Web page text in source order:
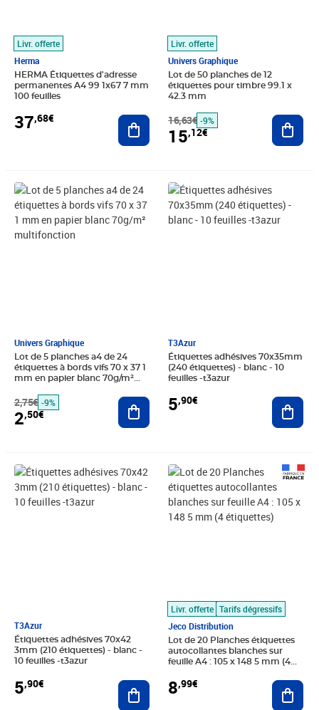
Livr. offerte
Herma
HERMA Étiquettes d'adresse
permanentes A4 99 1x67 7 mm
100 feuilles
37,68€ Ajouter au panier
Livr. offerte
Univers Graphique
Lot de 50 planches de 12
étiquettes pour timbre 99.1 x
42.3 mm
16,63€ -9%
15,12€
Univers Graphique
Lot de 5 planches a4 de 24
étiquettes à bords vifs 70 x 37 1
mm en papier blanc 70g/m²
2,75€
Prix barré 2,75€
-9%
2,50€
Prix 2,50€
Ajouter au panier
T3Azur
Étiquettes adhésives 70x35mm
(240 étiquettes) - blanc - 10
feuilles -t3azur
5,90€
Prix 5,90€
T3Azur
Étiquettes adhésives 70x42
3mm (210 étiquettes) - blanc -
10 feuilles -t3azur
5,90€
Prix 5,90€
Ajouter au panier
Livr. offerte Tarifs dégressifs
Jeco Distribution
Lot de 20 Planches étiquettes
autocollantes blanches sur
feuille A4 : 105 x 148 5 mm (4
8,99€
Prix 8,99€